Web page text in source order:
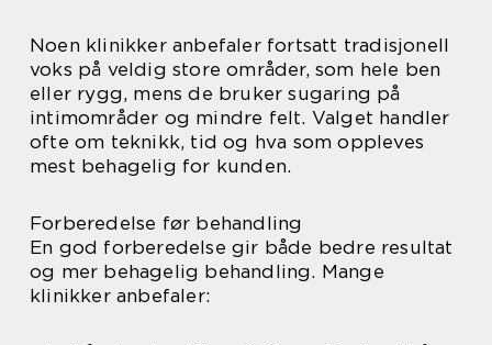
Noen klinikker anbefaler fortsatt tradisjonell
voks på veldig store områder, som hele ben
eller rygg, mens de bruker sugaring på
intimområder og mindre felt. Valget handler
ofte om teknikk, tid og hva som oppleves
mest behagelig for kunden.
Forberedelse før behandling
En god forberedelse gir både bedre resultat
og mer behagelig behandling. Mange
klinikker anbefaler: